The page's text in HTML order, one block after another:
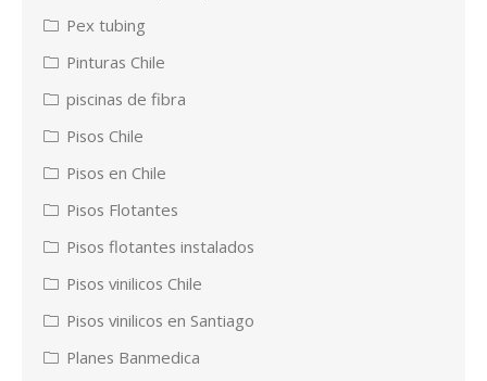
Pex tubing
Pinturas Chile
piscinas de fibra
Pisos Chile
Pisos en Chile
Pisos Flotantes
Pisos flotantes instalados
Pisos vinilicos Chile
Pisos vinilicos en Santiago
Planes Banmedica